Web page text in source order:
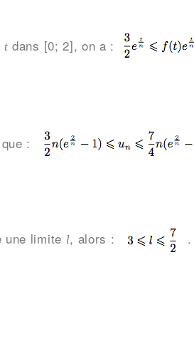
t dans [0; 2], on a :
:
une limite l, alors : .